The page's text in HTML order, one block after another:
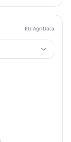
EU AgriData